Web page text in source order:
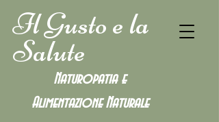
Il Gusto e la
Salute
Naturopatia e
Alimentazione Naturale